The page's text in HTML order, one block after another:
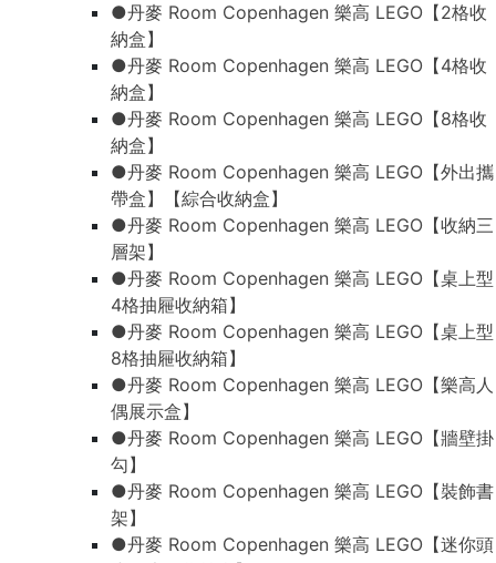
●丹麥 Room Copenhagen 樂高 LEGO【2格收
納盒】
●丹麥 Room Copenhagen 樂高 LEGO【4格收
納盒】
●丹麥 Room Copenhagen 樂高 LEGO【8格收
納盒】
●丹麥 Room Copenhagen 樂高 LEGO【外出攜
帶盒】【綜合收納盒】
●丹麥 Room Copenhagen 樂高 LEGO【收納三
層架】
●丹麥 Room Copenhagen 樂高 LEGO【桌上型
4格抽屜收納箱】
●丹麥 Room Copenhagen 樂高 LEGO【桌上型
8格抽屜收納箱】
●丹麥 Room Copenhagen 樂高 LEGO【樂高人
偶展示盒】
●丹麥 Room Copenhagen 樂高 LEGO【牆壁掛
勾】
●丹麥 Room Copenhagen 樂高 LEGO【裝飾書
架】
●丹麥 Room Copenhagen 樂高 LEGO【迷你頭